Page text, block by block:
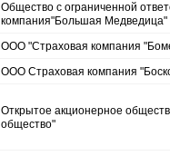
Общество с ограниченной
компания"Большая Медведица"
ООО "Страховая компания
ООО Страховая компания
Открытое акционерное
общество"